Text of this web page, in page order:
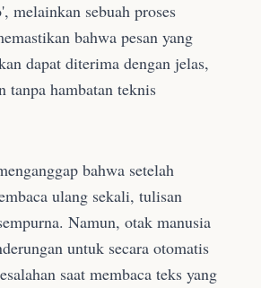
melainkan sebuah proses
bahwa pesan yang
dapat diterima dengan jelas,
tanpa hambatan teknis
bahwa setelah
ulang sekali, tulisan
Namun, otak manusia
untuk secara otomatis
saat membaca teks yang